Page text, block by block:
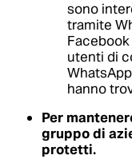
sono
tramite
utenti di
hanno
Per
gruppo di
protetti.